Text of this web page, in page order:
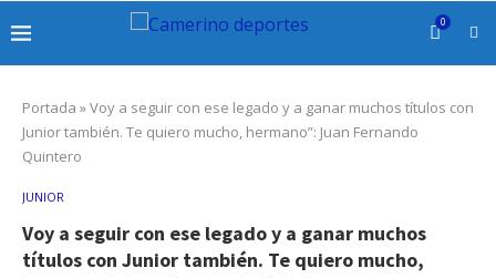
0
Portada »Voy a seguir con ese legado y a ganar muchos títulos con
Junior también. Te quiero mucho, hermano”: Juan Fernando
Quintero
JUNIOR
Voy a seguir con ese legado y a ganar muchos
títulos con Junior también. Te quiero mucho,